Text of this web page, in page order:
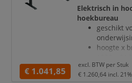
T-
slag- en
in
Elektrisch in
hoekbureau
geschikt
hoogte x
blad van
€ 1.041,85
excl. BTW per Stuk
€ 1.260,64 incl.